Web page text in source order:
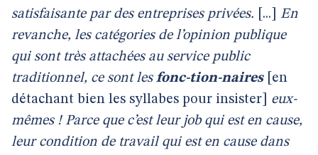
satisfaisante par des entreprises privées. [...] En
revanche, les catégories de l’opinion publique
qui sont très attachées au service public
traditionnel, ce sont les fonc-tion-naires
[en
détachant bien les syllabes pour insister] eux-
mêmes ! Parce que c’est leur job qui est en cause,
leur condition de travail qui est en cause dans